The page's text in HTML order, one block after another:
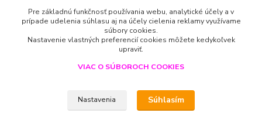
yodeyma.parfemy@gmail.com
Upravit sběr cookies.
Pre základnú funkčnosť používania webu, analytické účely a v
prípade udelenia súhlasu aj na účely cielenia reklamy využívame
súbory cookies.
Nastavenie vlastných preferencií cookies môžete kedykoľvek
upraviť.
VIAC O SÚBOROCH COOKIES
Nastavenia Súhlasím